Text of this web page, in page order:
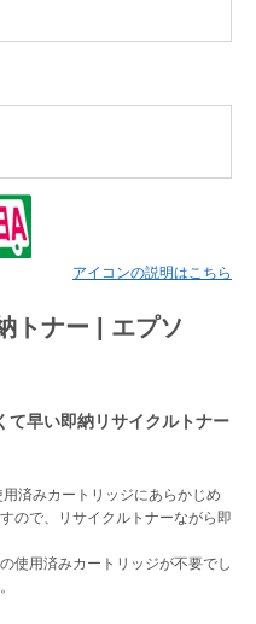
アイコンの説明はこちら
トナー | エプソ
て早い即納リサイクルトナー
済みカートリッジにあらかじめ
ので、リサイクルトナーながら即
使用済みカートリッジが不要でし